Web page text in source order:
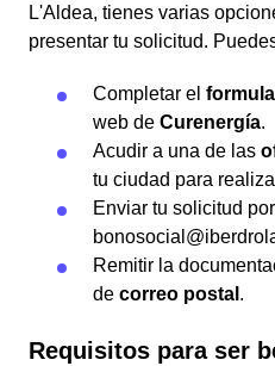
L'Aldea, tienes varias
presentar tu solicitud.
Completar el
web de Curenergía.
Acudir a una de las
tu ciudad para
Enviar tu solicitud por
Remitir la
de correo postal .
Requisitos para ser